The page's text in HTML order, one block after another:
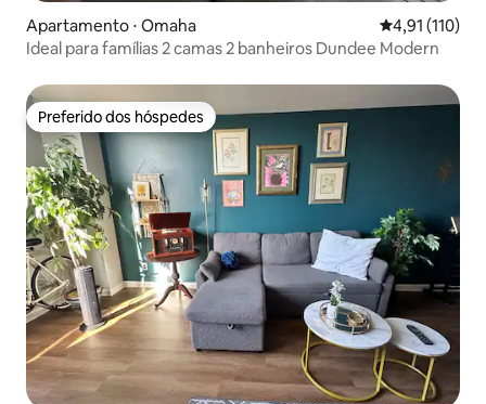
Apartamento ⋅ Omaha 4,91 de uma
4,91 (110)
Ideal para famílias 2 camas 2 banheiros Dundee Modern
Preferido dos hóspedes
Preferido dos hóspedes